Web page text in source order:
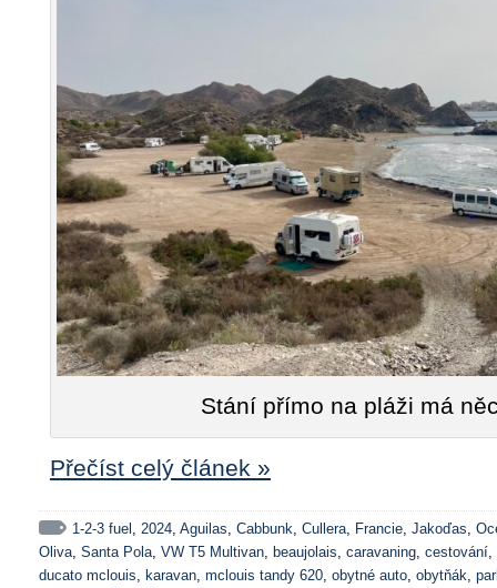
Stání přímo na pláži má
Přečíst celý článek »
1-2-3 fuel 2024 Aguilas Cabbunk Cullera Francie Jakoďas
Oliva Santa Pola VW T5 Multivan beaujolais caravaning cestování
ducato mclouis
karavan mclouis tandy 620 obytné auto obytňák